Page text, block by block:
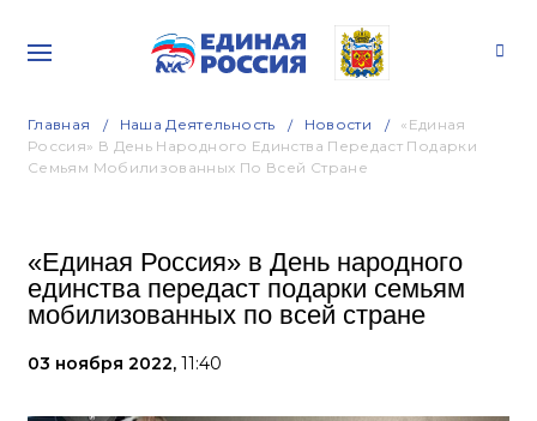
Главная Наша Деятельность Новости
«Единая
Россия» В День Народного Единства Передаст Подарки
Семьям Мобилизованных По Всей Стране
«Единая Россия» в День народного
единства передаст подарки семьям
мобилизованных по всей стране
03 ноября 2022, 11:40